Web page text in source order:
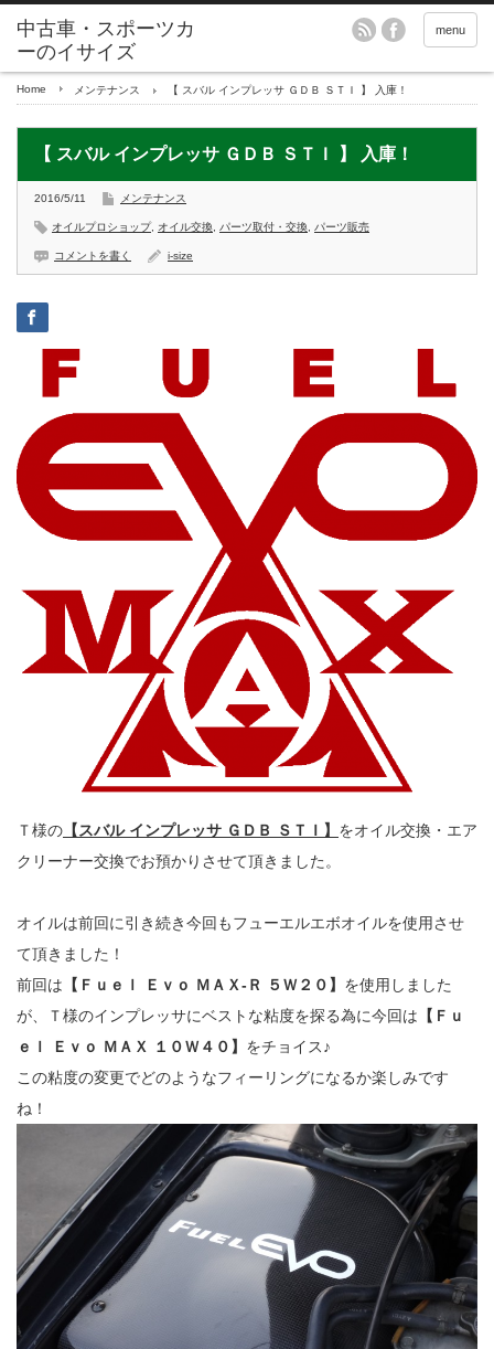
menu
Home メンテナンス 【 スバル インプレッサ ＧＤＢ ＳＴＩ 】 入庫！
【 スバル インプレッサ ＧＤＢ ＳＴＩ 】 入庫！
2016/5/11 メンテナンス
オイルプロショップ, オイル交換 パーツ取付・交換 パーツ販売
コメントを書く i-size
Ｔ様の 【スバル インプレッサ ＧＤＢ ＳＴＩ】 をオイル交換・エア
クリーナー交換でお預かりさせて頂きました。
オイルは前回に引き続き今回もフューエルエボオイルを使用させ
て頂きました！
前回は 【Ｆｕｅｌ Ｅｖｏ ＭＡＸ‐Ｒ ５Ｗ２０】 を使用しました
が、Ｔ様のインプレッサにベストな粘度を探る為に今回は 【Ｆｕ
ｅｌ Ｅｖｏ ＭＡＸ １０Ｗ４０】 をチョイス♪
この粘度の変更でどのようなフィーリングになるか楽しみです
ね！